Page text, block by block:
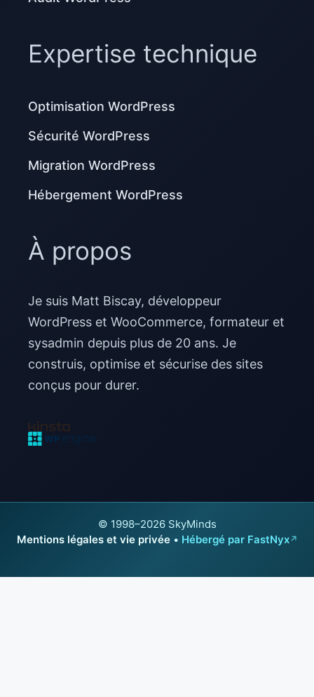
Expertise technique
Optimisation WordPress
Sécurité WordPress
Migration WordPress
Hébergement WordPress
À propos
Je suis Matt Biscay, développeur
WordPress et WooCommerce, formateur et
sysadmin depuis plus de 20 ans. Je
construis, optimise et sécurise des sites
conçus pour durer.
© 1998–2026 SkyMinds
Mentions légales et vie privée • Hébergé par FastNyx